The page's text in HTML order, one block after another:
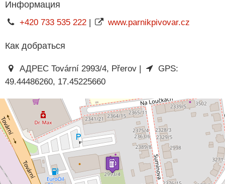
Информация
+420 733 535 222| www.parnikpivovar.cz
Как добраться
АДРЕС Tovární 2993/4, Přerov |
GPS:
49.44486260, 17.45225660